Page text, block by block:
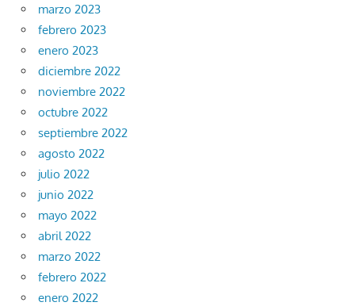
marzo 2023
febrero 2023
enero 2023
diciembre 2022
noviembre 2022
octubre 2022
septiembre 2022
agosto 2022
julio 2022
junio 2022
mayo 2022
abril 2022
marzo 2022
febrero 2022
enero 2022